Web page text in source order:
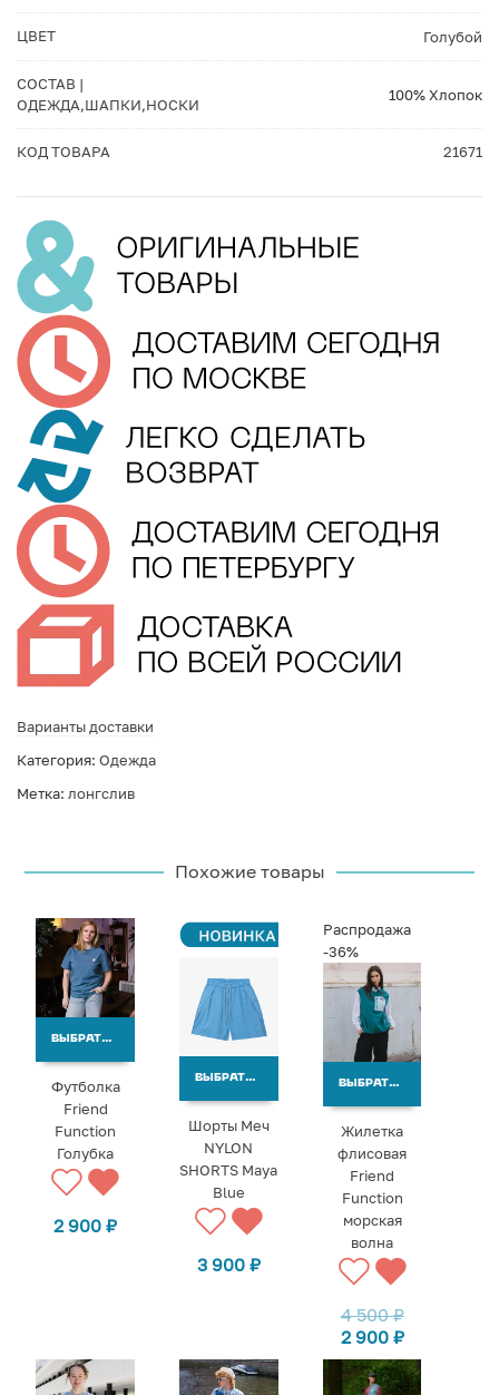
ЦВЕТ Голубой
СОСТАВ |
ОДЕЖДА,ШАПКИ,НОСКИ
100% Хлопок
КОД ТОВАРА 21671
Варианты доставки
Категория: Одежда
Метка: лонгслив
Похожие товары
ВЫБРАТЬ ВАРИАНТЫ
Футболка
Friend
Function
Голубка
2 900₽
ВЫБРАТЬ ВАРИАНТЫ
Шорты Меч
NYLON
SHORTS Maya
Blue
3 900 ₽
Распродажа
-36%
ВЫБРАТЬ ВАРИАНТЫ
Жилетка
флисовая
Friend
Function
морская
волна
4 500₽
2 900 ₽